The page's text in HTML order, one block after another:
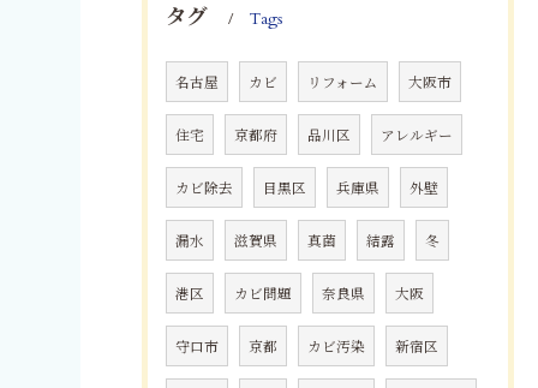
タグ Tags
名古屋 カビ リフォーム 大阪市
住宅 京都府 品川区 アレルギー
カビ除去 目黒区 兵庫県 外壁
漏水 滋賀県 真菌 結露 冬
港区 カビ問題 奈良県 大阪
守口市 京都 カビ汚染 新宿区